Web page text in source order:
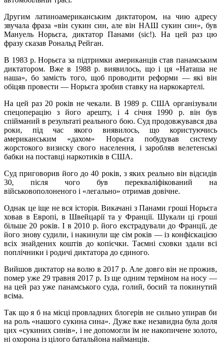
Другим латиноамериканським диктатором, на чию адресу
звучала фраза «він сукин син, але він НАШ сукин син», був
Мануель Норьєга, диктатор Панами (sic!). На цей раз цю
фразу сказав Рональд Рейган.
В 1983 р. Норьєга за підтримки американців став панамським
диктатором. Вже в 1988 р. виявилось, що і ця «Наташа не
наша», бо замість того, щоб проводити реформи — які він
обіцяв провести — Норьєга зробив ставку на наркокартелі.
На цей раз 20 років не чекали. В 1989 р. США організували
спецоперацію з його арешту, і 4 січня 1990 р. він був
спійманий в результаті реального бою. Суд продовжувався два
роки, під час якого виявилось, що користуючись
американським «дахом» Норьєга побудував систему
жорстокого визиску свого населення, і заробляв велетенські
бабки на поставці наркотиків в США.
Суд приговорив його до 40 років, з яких реально він відсидів
30, після чого був перекваліфікований на
військовополоненого і «легально» отримав довічне.
Однак це іще не вся історія. Викачані з Панами гроші Норьєга
ховав в Европі, в Швейцарії та у Франції. Шукали ці гроші
більше 20 років. І в 2010 р. його екстрадували до Франції, де
його знову судили, і накинули ще сім років — із конфіскацією
всіх знайдених коштів до копієчки. Таємні сховки здали всі
поплічники і родичі диктатора до єдиного.
Вийшов диктатор на волю в 2017 р. Але довго він не прожив,
помер уже 29 травня 2017 р. Із ще одним терміном на носу —
на цей раз уже панамського суда, голий, босий та покинутий
всіма.
Так що я б на місці провладних блогерів не сильно упирав би
на роль «нашого сукина сина». Дуже вже незавидна була доля
цих «сукиних синів», і не допомогли їм не накопичене золото,
ні охорона із цілого батальйона найманців.